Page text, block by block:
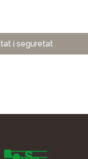
i seguretat